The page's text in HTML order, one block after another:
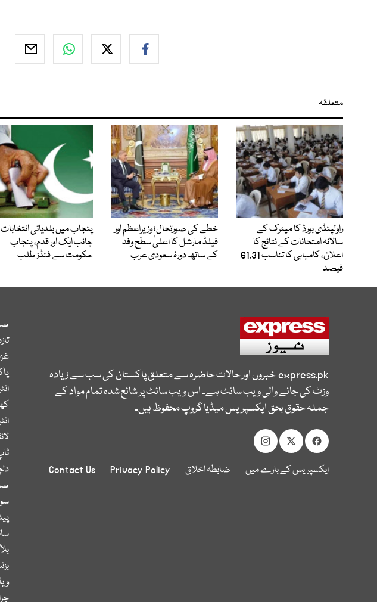
متعلقہ
راولپنڈی بورڈ کا میٹرک کے
سالانہ امتحانات کے نتائج کا
اعلان، کامیابی کا تناسب 61.31
فیصد
خطے کی صورتحال؛ وزیراعظم اور
فیلڈ مارشل کا اعلیٰ سطح وفد
کے ساتھ دورۂ سعودی عرب
پنجاب میں بلدیاتی
جانب ایک اور قدم، پنجاب
حکومت سے فنڈز طلب
express.pkخبروں اور حالات حاضرہ سے متعلق پاکستان کی سب سے زیادہ
وزٹ کی جانے والی ویب سائٹ ہے۔ اس ویب سائٹ پر شائع شدہ تمام مواد کے
جملہ حقوق بحق ایکسپریس میڈیا گروپ محفوظ ہیں۔
ایکسپریس کے بارے میں ضابطہ اخلاق Privacy Policy
Contact Us